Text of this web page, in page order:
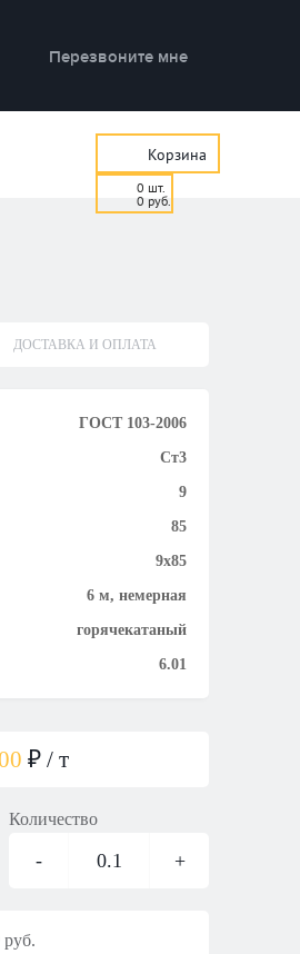
Перезвоните мне
Корзина
0 шт.
0 руб.
ДОСТАВКА И ОПЛАТА
ГОСТ 103-2006
Ст3
9
85
9х85
6 м, немерная
горячекатаный
6.01
₽ / т
Количество
- 0.1 +
руб.